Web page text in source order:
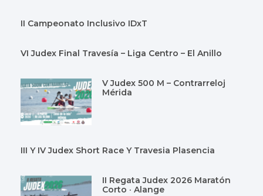
II Campeonato Inclusivo IDxT
VI Judex Final Travesía – Liga Centro – El Anillo
V Judex 500 M – Contrarreloj
Mérida
III Y IV Judex Short Race Y Travesia Plasencia
II Regata Judex 2026 Maratón
Corto · Alange